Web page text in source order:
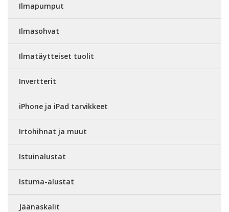
Ilmapumput
Ilmasohvat
Ilmatäytteiset tuolit
Invertterit
iPhone ja iPad tarvikkeet
Irtohihnat ja muut
Istuinalustat
Istuma-alustat
Jäänaskalit